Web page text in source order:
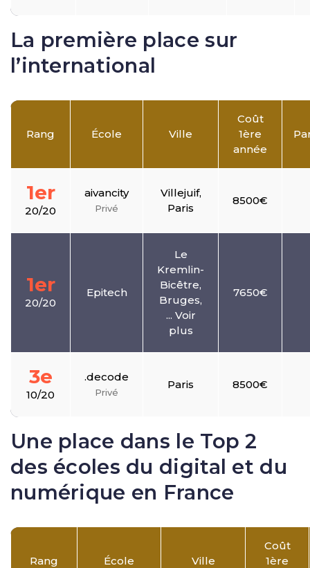
La première place sur
l’international
Rang École Ville
Coût
1ère
année
1er
20/20
aivancity
Privé
Villejuif,
Paris
8500€
1er
20/20
Epitech
Le
Kremlin-
Bicêtre,
Bruges,
... Voir
plus
7650€
3e
10/20
.decode
Privé
Paris 8500€
Une place dans le Top 2
des écoles du digital et du
numérique en France
Rang École Ville
Coût
1ère